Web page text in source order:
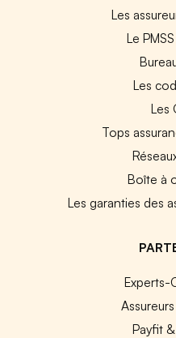
Les
Le
Les
Les
Tops
Boîte à
Les garanties des
Experts-
Payfit